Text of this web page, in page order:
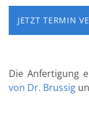
JETZT TERMIN
Die Anfertigung
von Dr. Brussig